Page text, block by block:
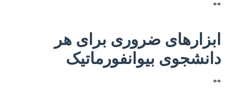
**
ابزارهای ضروری برای هر
دانشجوی بیوانفورماتیک
**